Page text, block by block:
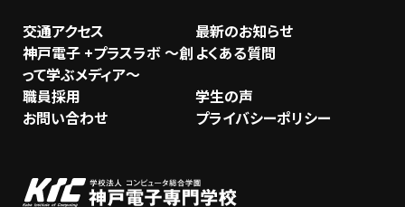
交通アクセス
最新のお知らせ
神戸電子 +プラスラボ ～創
って学ぶメディア～
よくある質問
職員採用
学生の声
お問い合わせ
プライバシーポリシー